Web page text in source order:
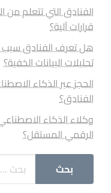
الفنادق التي تتعلم
قرارات آلية؟
هل تعرف الفنادق سبب
تحليلات البيانات الخفية؟
الحجز عبر الذكاء
الفنادق؟
وكلاء الذكاء
الرقمي المستقل؟